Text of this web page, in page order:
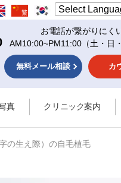
お電話が繋がりにく
AM10:00~PM11:00 （土・
無料メール相談 カ
真 クリニック案内
の生え際）の自毛植毛